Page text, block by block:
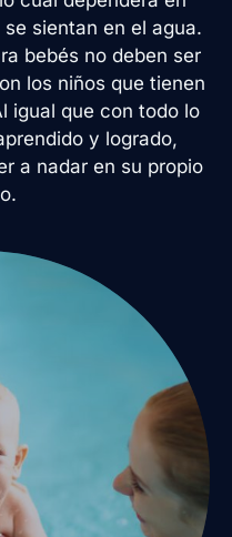
sientan en el agua.
bebés no deben ser
los niños que tienen
igual que con todo lo
y logrado,
a nadar en su propio